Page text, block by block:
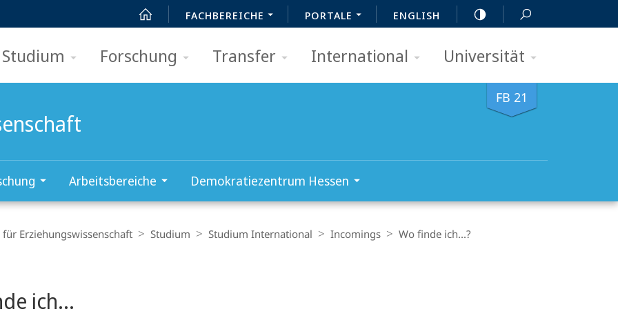
FACHBEREICHE PORTALE ENGLISH
Studium Forschung Transfer International Universität
FB 21
Arbeitsbereiche Demokratiezentrum Hessen
Erziehungswissenschaft Studium Studium International Incomings Wo finde ich...?
ich...